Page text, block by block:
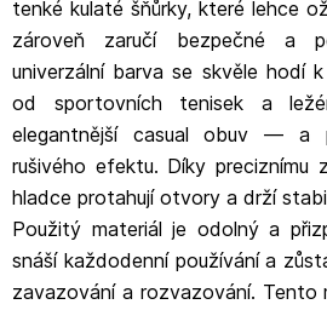
tenké kulaté šňůrky, které lehce
zároveň zaručí bezpečné a
univerzální barva se skvěle
od sportovních tenisek a
elegantnější casual obuv — a
rušivého efektu. Díky preciznímu
hladce protahují otvory a drží
Použitý materiál je odolný a
snáší každodenní používání a
zavazování a rozvazování. Tento